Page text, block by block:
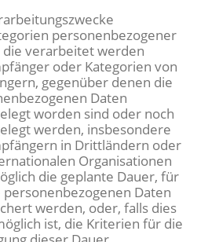
personenbezogener
die verarbeitet werden
oder Kategorien von
gegenüber denen die
Daten
worden sind oder noch
werden, insbesondere
in Drittländern oder
Organisationen
die geplante Dauer, für
personenbezogenen Daten
werden, oder, falls dies
ist, die Kriterien für die